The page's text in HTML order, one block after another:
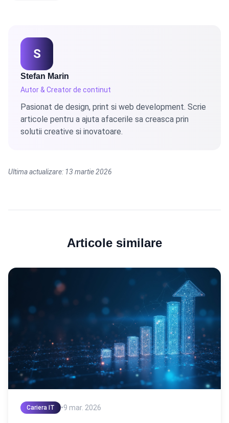
S
Stefan Marin
Autor & Creator de continut
Pasionat de design, print si web development. Scrie
articole pentru a ajuta afacerile sa creasca prin
solutii creative si inovatoare.
Ultima actualizare: 13 martie 2026
Articole similare
Cariera IT •9 mar. 2026